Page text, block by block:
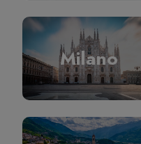
Milano